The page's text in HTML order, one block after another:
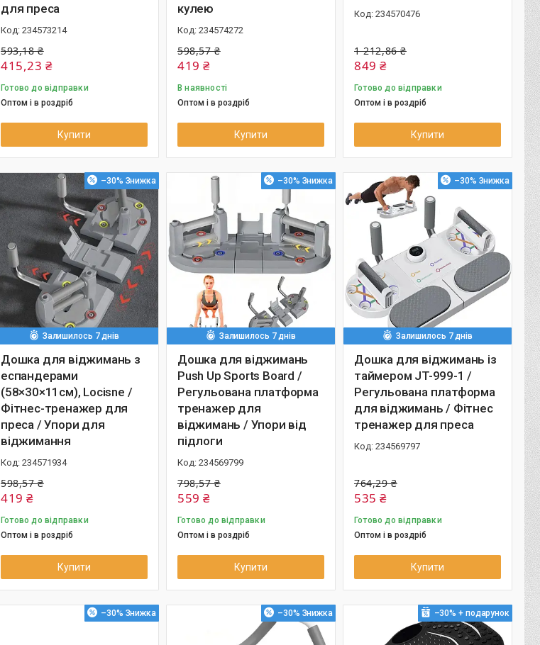
для преса
234573214
593,18 ₴
415,23 ₴
Готово до відправки
Оптом і в роздріб
Купити
кулею
234574272
598,57 ₴
419 ₴
В наявності
Оптом і в роздріб
Купити
234570476
1 212,86 ₴
849 ₴
Готово до відправки
Оптом і в роздріб
Купити
–30%
Залишилось 7 днів
Дошка для віджимань з
еспандерами
(58×30×11см), Locisne /
Фітнес-тренажер для
преса / Упори для
віджимання
234571934
598,57 ₴
419 ₴
Готово до відправки
Оптом і в роздріб
Купити
–30%
Залишилось 7 днів
Дошка для віджимань
Push Up Sports Board /
Регульована платформа
тренажер для
віджимань / Упори від
підлоги
234569799
798,57 ₴
559 ₴
Готово до відправки
Оптом і в роздріб
Купити
–30%
Залишилось 7 днів
Дошка для віджимань із
таймером JT-999-1 /
Регульована платформа
для віджимань / Фітнес
тренажер для преса
234569797
764,29 ₴
535 ₴
Готово до відправки
Оптом і в роздріб
Купити
–30% –30% –30%